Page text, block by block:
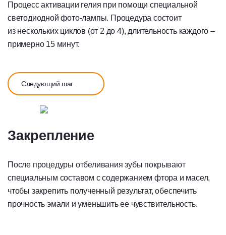
Процесс активации гелия при помощи специальной
светодиодной фото-лампы. Процедура состоит
из нескольких циклов (от 2 до 4), длительность каждого –
примерно 15 минут.
Следующий шаг
Закрепление
После процедуры отбеливания зубы покрывают
специальным составом с содержанием фтора и масел,
чтобы закрепить полученный результат, обеспечить
прочность эмали и уменьшить ее чувствительность.